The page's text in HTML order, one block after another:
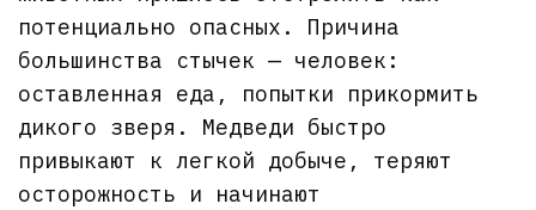
потенциально опасных. Причина
большинства стычек — человек:
оставленная еда, попытки прикормить
дикого зверя. Медведи быстро
привыкают к легкой добыче, теряют
осторожность и начинают